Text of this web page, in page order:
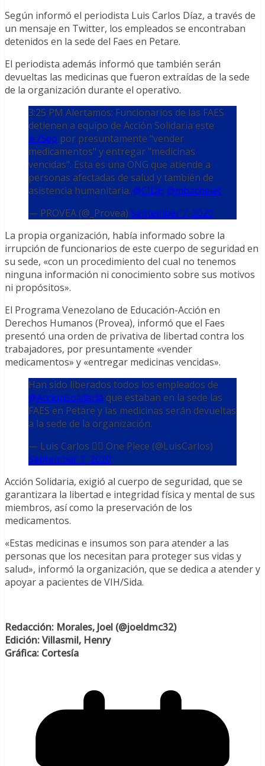
Según informó el periodista Luis Carlos Díaz, a través de
un mensaje en Twitter, los empleados se encontraban
detenidos en la sede del Faes en Petare.
El periodista además informó que también serán
devueltas las medicinas que fueron extraídas de la sede
de la organización durante el operativo.
3:25 PM Alertamos: Funcionarios de las FAES
detienen a equipo de Acción Solidaria este
#7Sep por presuntamente "vender
medicamentos" y entregar "medicinas
vencidas". Esta es una ONG que atiende a
personas afectadas de salud y también de
asistencia humanitaria. @CIDH @mbachelet
— PROVEA (@_Provea) September 7, 2020
La propia organización, había informado sobre la
irrupción de funcionarios de este cuerpo de seguridad en
su sede, «con un procedimiento del cual no tenemos
ninguna información ni conocimiento sobre sus motivos
ni propósitos».
El Programa Venezolano de Educación-Acción en
Derechos Humanos (Provea), informó que el Faes
presentó una orden de privativa de libertad contra los
trabajadores, por presuntamente «vender
medicamentos» y «entregar medicinas vencidas».
Han sido liberados todos los empleados de
@AccionSolidaria que estaban en la sede las
FAES en Petare y las medicinas serán devueltas
a la sede de la organización.
— Luis Carlos 🏴‍☠️ One Piece (@LuisCarlos)
September 7, 2020
Acción Solidaria, exigió al cuerpo de seguridad, que se
garantizara la libertad e integridad física y mental de sus
miembros, así como la preservación de los
medicamentos.
«Estas medicinas e insumos son para atender a las
personas que los necesitan para proteger sus vidas y
salud», informó la organización, que se dedica a atender y
apoyar a pacientes de VIH/Sida.
Redacción: Morales, Joel (@joeldmc32)
Edición: Villasmil, Henry
Gráfica: Cortesía